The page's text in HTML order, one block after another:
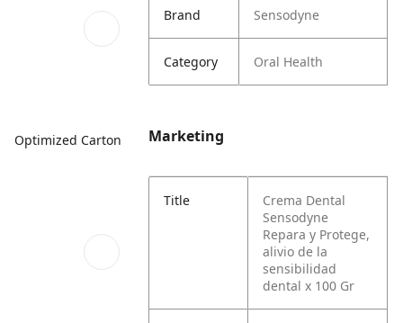
Optimized Carton
Brand Sensodyne
Category Oral Health
Marketing
Title
Crema Dental
Sensodyne
Repara y Protege,
alivio de la
sensibilidad
dental x 100 Gr